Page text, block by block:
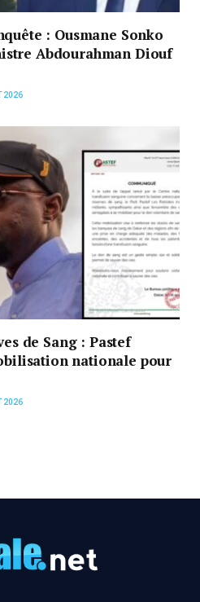
: Ousmane Sonko
Abdourahman Diouf
2026
de Sang : Pastef
nationale pour
2026